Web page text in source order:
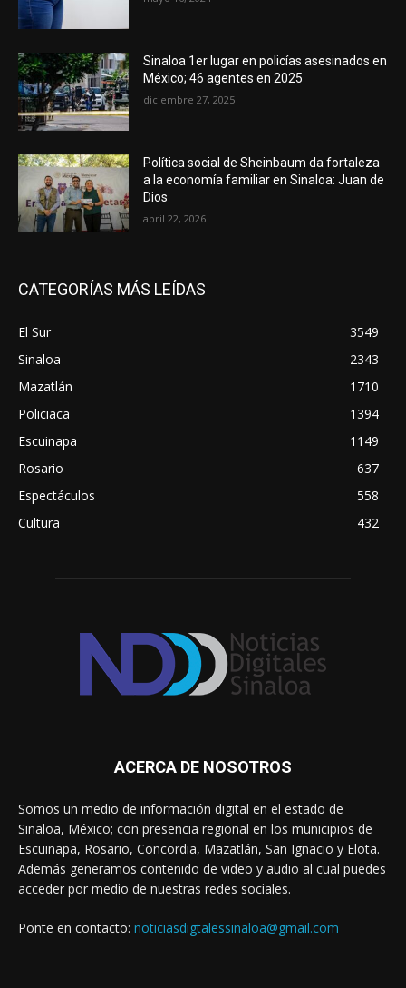
Sinaloa 1er lugar en policías asesinados en
México; 46 agentes en 2025
diciembre 27, 2025
Política social de Sheinbaum da fortaleza
a la economía familiar en Sinaloa: Juan de
Dios
abril 22, 2026
CATEGORÍAS MÁS LEÍDAS
El Sur
3549
Sinaloa
2343
Mazatlán
1710
Policiaca
1394
Escuinapa
1149
Rosario
637
Espectáculos
558
Cultura
432
ACERCA DE NOSOTROS
Somos un medio de información digital en el estado de
Sinaloa, México; con presencia regional en los municipios de
Escuinapa, Rosario, Concordia, Mazatlán, San Ignacio y Elota.
Además generamos contenido de video y audio al cual puedes
acceder por medio de nuestras redes sociales.
Ponte en contacto: noticiasdigtalessinaloa@gmail.com